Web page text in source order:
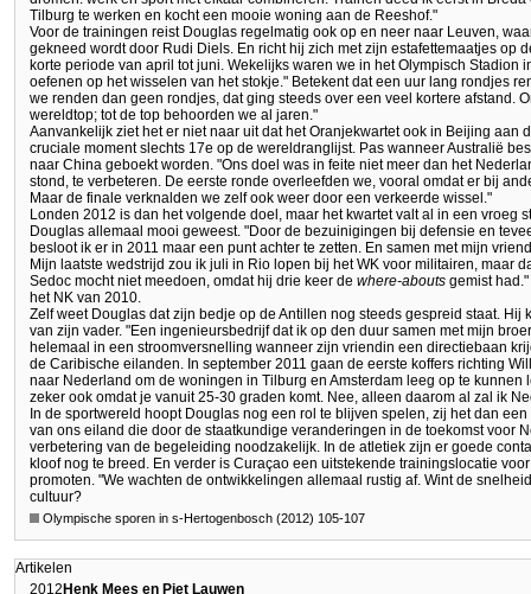
Tilburg te werken en kocht een mooie woning aan de Reeshof."
Voor de trainingen reist Douglas regelmatig ook op en neer naar Leuven,
gekneed wordt door Rudi Diels. En richt hij zich met zijn estafettemaatjes op
korte periode van april tot juni. Wekelijks waren we in het Olympisch Stadion
oefenen op het wisselen van het stokje." Betekent dat een uur lang rondjes
we renden dan geen rondjes, dat ging steeds over een veel kortere afstand.
wereldtop; tot de top behoorden we al jaren."
Aanvankelijk ziet het er niet naar uit dat het Oranjekwartet ook in Beijing aan
cruciale moment slechts 17e op de wereldranglijst. Pas wanneer Australië
naar China geboekt worden. "Ons doel was in feite niet meer dan het
stond, te verbeteren. De eerste ronde overleefden we, vooral omdat er bij
Maar de finale verknalden we zelf ook weer door een verkeerde wissel."
Londen 2012 is dan het volgende doel, maar het kwartet valt al in een vroeg
Douglas allemaal mooi geweest. "Door de bezuinigingen bij defensie en
besloot ik er in 2011 maar een punt achter te zetten. En samen met mijn
Mijn laatste wedstrijd zou ik juli in Rio lopen bij het WK voor militairen, maar
Sedoc mocht niet meedoen, omdat hij drie keer de where-abouts gemist
het NK van 2010.
Zelf weet Douglas dat zijn bedje op de Antillen nog steeds gespreid staat.
van zijn vader. "Een ingenieursbedrijf dat ik op den duur samen met mijn
helemaal in een stroomversnelling wanneer zijn vriendin een directiebaan
de Caribische eilanden. In september 2011 gaan de eerste koffers richting
naar Nederland om de woningen in Tilburg en Amsterdam leeg op te kunnen
zeker ook omdat je vanuit 25-30 graden komt. Nee, alleen daarom al zal ik
In de sportwereld hoopt Douglas nog een rol te blijven spelen, zij het dan
van ons eiland die door de staatkundige veranderingen in de toekomst voor
verbetering van de begeleiding noodzakelijk. In de atletiek zijn er goede
kloof nog te breed. En verder is Curaçao een uitstekende trainingslocatie
promoten. "We wachten de ontwikkelingen allemaal rustig af. Wint de
cultuur?
Olympische sporen in s-Hertogenbosch (2012) 105-107
Artikelen
2012Henk Mees en Piet Lauwen